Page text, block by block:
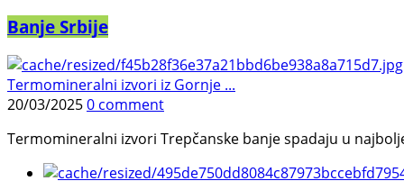
Banje Srbije
Termomineralni izvori iz Gornje ...
20/03/20250 comment
Termomineralni izvori Trepčanske banje spadaju u